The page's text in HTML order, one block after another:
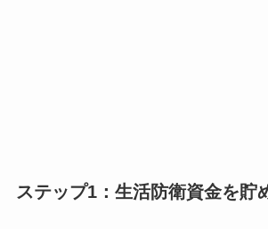
ステップ1：生活防衛資金を貯